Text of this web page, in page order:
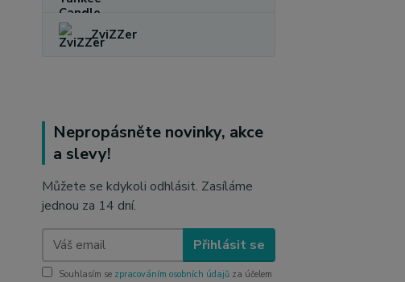
ZviZZer
Nepropásněte novinky, akce
a slevy!
Můžete se kdykoli odhlásit. Zasíláme
jednou za 14 dní.
Přihlásit se
Souhlasím se zpracováním osobních údajů za účelem